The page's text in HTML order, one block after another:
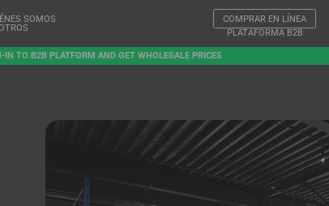
SOMOS
COMPRAR EN LÍNEA
PLATAFORMA B2B
TO B2B PLATFORM AND GET WHOLESALE PRICES